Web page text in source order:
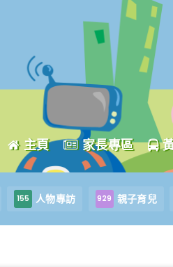
主頁 家長專區
155 人物專訪 929 親子育兒